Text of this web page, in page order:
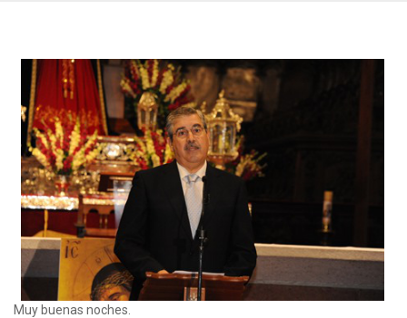
Muy buenas noches.